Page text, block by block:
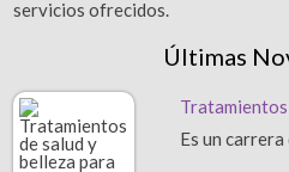
servicios ofrecidos.
Últimas
Tratamientos
Es un carrera